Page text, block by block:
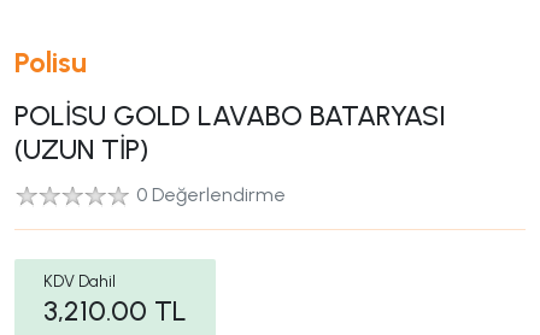
Polisu
POLİSU GOLD LAVABO BATARYASI
(UZUN TİP)
0 Değerlendirme
KDV Dahil
3,210.00 TL